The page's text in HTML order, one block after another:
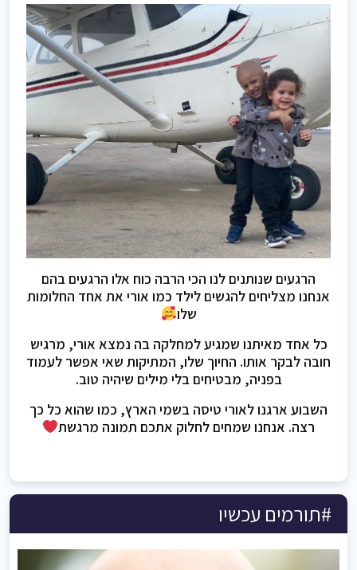
הרגעים שנותנים לנו הכי הרבה כוח אלו הרגעים בהם
אנחנו מצליחים להגשים לילד כמו אורי את אחד החלומות
שלו
כל אחד מאיתנו שמגיע למחלקה בה נמצא אורי, מרגיש
חובה לבקר אותו. החיוך שלו, המתיקות שאי אפשר לעמוד
בפניה, מבטיחים בלי מילים שיהיה טוב.
השבוע ארגנו לאורי טיסה בשמי הארץ, כמו שהוא כל כך
רצה. אנחנו שמחים לחלוק אתכם תמונה מרגשת
#תורמים עכשיו